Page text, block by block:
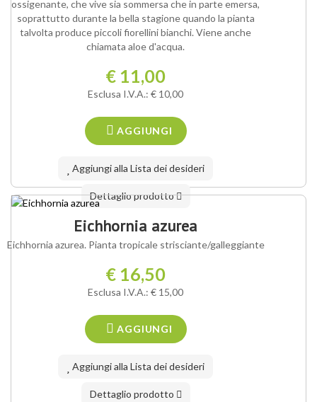
ossigenante, che vive sia sommersa che in parte emersa,
soprattutto durante la bella stagione quando la pianta
talvolta produce piccoli fiorellini bianchi. Viene anche
chiamata aloe d'acqua.
€ 11,00
Esclusa I.V.A.: € 10,00
AGGIUNGI
Aggiungi alla Lista dei desideri
Dettaglio prodotto
Eichhornia azurea
Eichhornia azurea. Pianta tropicale strisciante/galleggiante
€ 16,50
Esclusa I.V.A.: € 15,00
AGGIUNGI
Aggiungi alla Lista dei desideri
Dettaglio prodotto